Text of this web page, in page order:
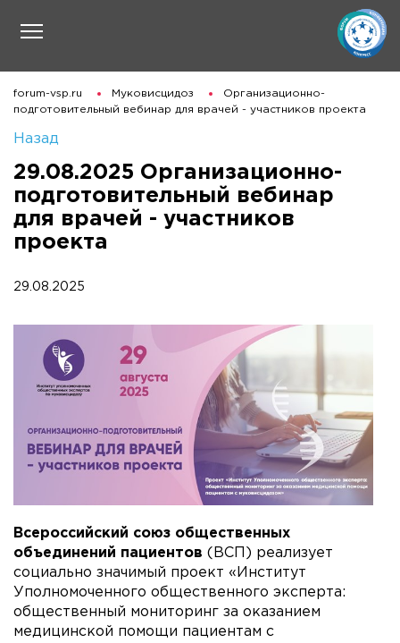
forum-vsp.ru Муковисцидоз
Организационно-
подготовительный вебинар для врачей - участников проекта
Назад
29.08.2025 Организационно-
подготовительный вебинар
для врачей - участников
проекта
29.08.2025
Всероссийский союз общественных
объединений пациентов (ВСП) реализует
социально значимый проект «Институт
Уполномоченного общественного эксперта:
общественный мониторинг за оказанием
медицинской помощи пациентам с